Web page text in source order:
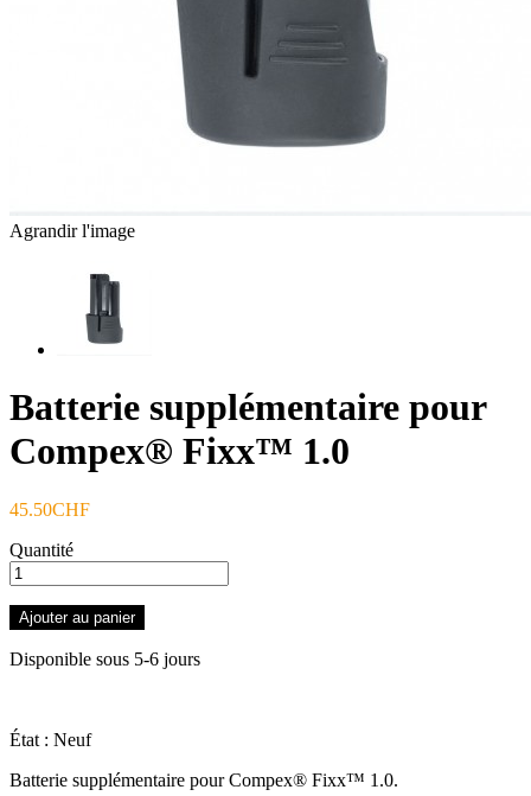
Agrandir l'image
Batterie supplémentaire pour
Compex® Fixx™ 1.0
45.50CHF
Quantité
Ajouter au panier
Disponible sous 5-6 jours
État : Neuf
Batterie supplémentaire pour Compex® Fixx™ 1.0.